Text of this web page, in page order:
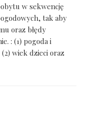
w sekwencję
tak aby
oraz błędy
: (1) pogoda i
wiek dzieci oraz